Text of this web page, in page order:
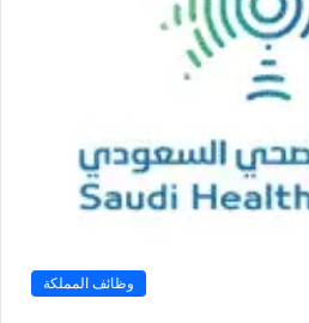
وظائف المملكة